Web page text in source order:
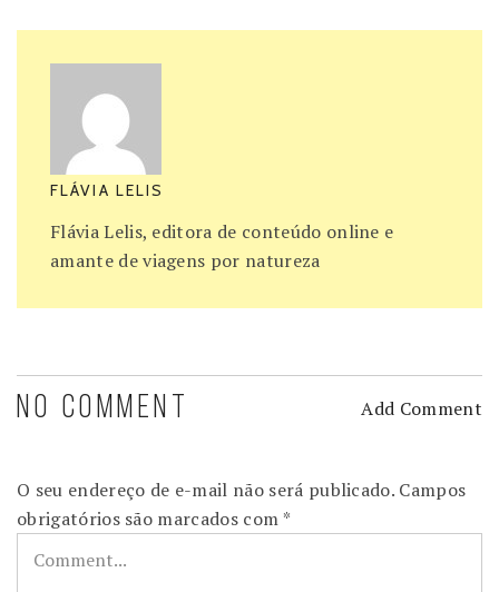
FLÁVIA LELIS
Flávia Lelis, editora de conteúdo online e
amante de viagens por natureza
NO COMMENT Add Comment
O seu endereço de e-mail não será publicado. Campos
obrigatórios são marcados com *